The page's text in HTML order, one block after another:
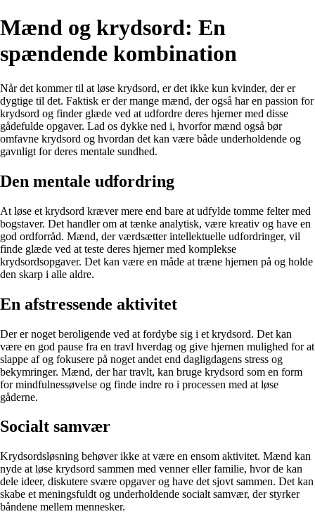
Mænd og krydsord: En
spændende kombination
Når det kommer til at løse krydsord, er det ikke kun kvinder, der er
dygtige til det. Faktisk er der mange mænd, der også har en passion for
krydsord og finder glæde ved at udfordre deres hjerner med disse
gådefulde opgaver. Lad os dykke ned i, hvorfor mænd også bør
omfavne krydsord og hvordan det kan være både underholdende og
gavnligt for deres mentale sundhed.
Den mentale udfordring
At løse et krydsord kræver mere end bare at udfylde tomme felter med
bogstaver. Det handler om at tænke analytisk, være kreativ og have en
god ordforråd. Mænd, der værdsætter intellektuelle udfordringer, vil
finde glæde ved at teste deres hjerner med komplekse
krydsordsopgaver. Det kan være en måde at træne hjernen på og holde
den skarp i alle aldre.
En afstressende aktivitet
Der er noget beroligende ved at fordybe sig i et krydsord. Det kan
være en god pause fra en travl hverdag og give hjernen mulighed for at
slappe af og fokusere på noget andet end dagligdagens stress og
bekymringer. Mænd, der har travlt, kan bruge krydsord som en form
for mindfulnessøvelse og finde indre ro i processen med at løse
gåderne.
Socialt samvær
Krydsordsløsning behøver ikke at være en ensom aktivitet. Mænd kan
nyde at løse krydsord sammen med venner eller familie, hvor de kan
dele ideer, diskutere svære opgaver og have det sjovt sammen. Det kan
skabe et meningsfuldt og underholdende socialt samvær, der styrker
båndene mellem mennesker.